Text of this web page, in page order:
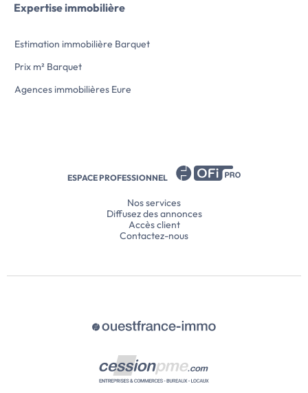
Expertise immobilière
Estimation immobilière Barquet
Prix m² Barquet
Agences immobilières Eure
ESPACE PROFESSIONNEL
Nos services
Diffusez des annonces
Accès client
Contactez-nous